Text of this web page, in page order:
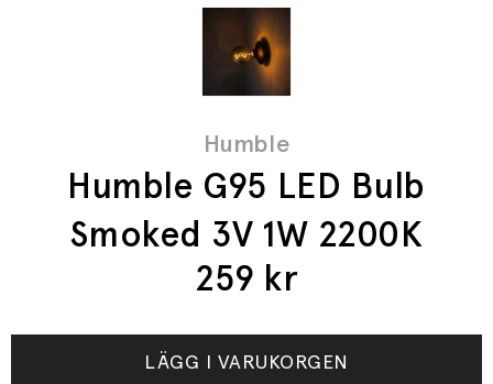
Humble
Humble G95 LED Bulb
Smoked 3V 1W 2200K
259 kr
LÄGG I VARUKORGEN